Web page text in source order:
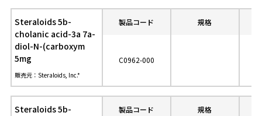
Steraloids 5b-
cholanic acid-3a 7a-
diol-N-(carboxym
5mg
販売元：Steraloids, Inc.*
製品コード 規格
C0962-000
Steraloids 5b-
製品コード 規格